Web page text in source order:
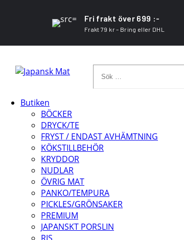
Fri frakt över 699 :-
Frakt 79 kr – Bring eller DHL
Butiken
BÖCKER
DRYCK/TE
FRYST / ENDAST AVHÄMTNING
KÖKSTILLBEHÖR
KRYDDOR
NUDLAR
ÖVRIG MAT
PANKO/TEMPURA
PICKLES/GRÖNSAKER
PREMIUM
JAPANSKT PORSLIN